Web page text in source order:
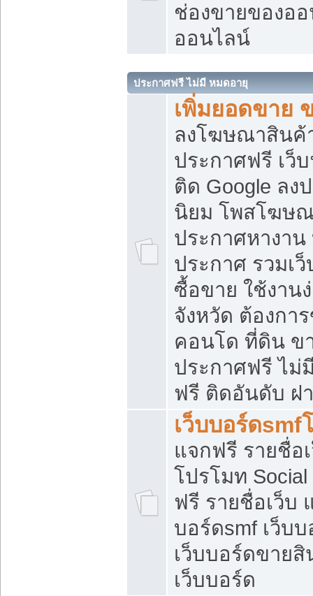
ช่องขายของอ
ออนไลน์
ประกาศฟรี ไม่มี หมดอายุ
เพิ่มยอดขาย
ลงโฆษณาสิน
ประกาศฟรี เว็
ติด Google ลง
นิยม โพสโฆษ
ประกาศหางาน
ประกาศ รวมเ
ซื้อขาย ใช้งาน
จังหวัด ต้องกา
คอนโด ที่ดิน ข
ประกาศฟรี ไม่
ฟรี ติดอันดับ ฝ
เว็บบอร์ดsmf
แจกฟรี รายชื่อ
โปรโมท
ฟรี รายชื่อเว็บ
บอร์ดsmf เว็บ
เว็บบอร์ดขาย
เว็บบอร์ด